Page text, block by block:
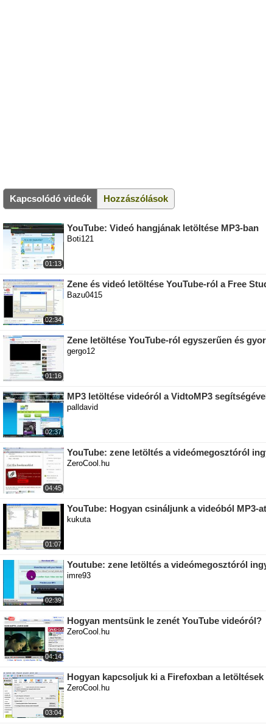
Kapcsolódó videók Hozzászólások
01:13
YouTube: Videó hangjának letöltése MP3-ban
Boti121
02:34
Zene és videó letöltése YouTube-ról a Free
Bazu0415
01:16
Zene letöltése YouTube-ról egyszerűen és
gergo12
02:37
MP3 letöltése videóról a VidtoMP3
palldavid
04:45
YouTube: zene letöltés a videómegosztóról
ZeroCool.hu
01:07
YouTube: Hogyan csináljunk a videóból MP3-
kukuta
02:39
Youtube: zene letöltés a videómegosztóról
imre93
04:14
Hogyan mentsünk le zenét YouTube videóról?
ZeroCool.hu
03:04
Hogyan kapcsoljuk ki a Firefoxban a
ZeroCool.hu